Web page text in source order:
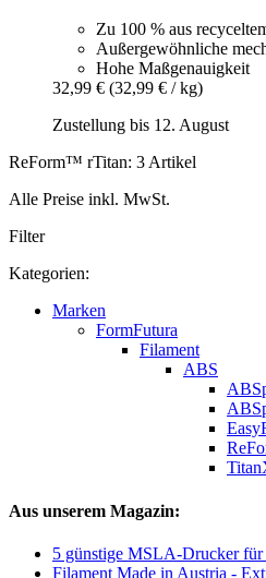
Zu 100 % aus
Außergewöhnliche
Hohe Maßgenauigkeit
32,99 € (32,99 € / kg)
Zustellung bis 12. August
ReForm™ rTitan: 3 Artikel
Alle Preise inkl. MwSt.
Filter
Kategorien:
Marken
FormFutura
Filament
ABS
Aus unserem Magazin:
5 günstige MSLA-Drucker für
Filament Made in Austria -